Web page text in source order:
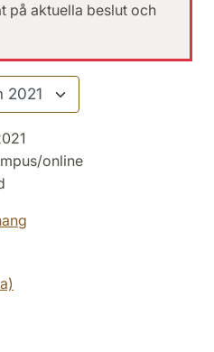
på aktuella beslut och
online